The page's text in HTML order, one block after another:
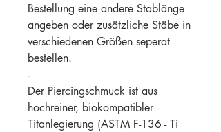
Bestellung eine andere Stablänge
angeben oder zusätzliche Stäbe in
verschiedenen Größen seperat
bestellen.
-
Der Piercingschmuck ist aus
hochreiner, biokompatibler
Titanlegierung (ASTM F-136 - Ti